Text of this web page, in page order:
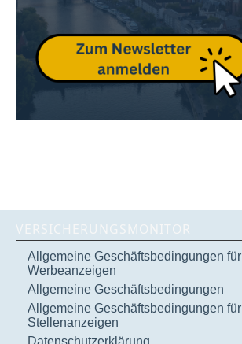
VERSICHERUNGSMONITOR
Allgemeine Geschäftsbedingungen für
Werbeanzeigen
Allgemeine Geschäftsbedingungen
Allgemeine Geschäftsbedingungen für
Stellenanzeigen
Datenschutzerklärung